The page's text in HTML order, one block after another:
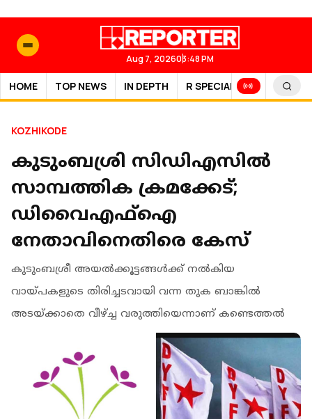
Aug 7, 202603:48 PM
HOME TOP NEWS IN DEPTH R SPECIAL SPORTS
KOZHIKODE
കുടുംബശ്രി സിഡിഎസില്‍
സാമ്പത്തിക ക്രമക്കേട്;
ഡിവൈഎഫ്‌ഐ
നേതാവിനെതിരെ കേസ്
കുടുംബശ്രീ അയല്‍ക്കൂട്ടങ്ങള്‍ക്ക് നല്‍കിയ
വായ്പകളുടെ തിരിച്ചടവായി വന്ന തുക ബാങ്കില്‍
അടയ്ക്കാതെ വീഴ്ച്ച വരുത്തിയെന്നാണ് കണ്ടെത്തല്‍